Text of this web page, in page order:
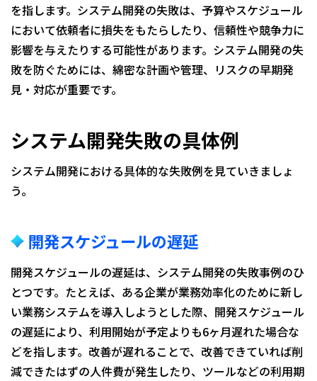
を指します。システム開発の失敗は、予算やスケジュール
において依頼者に損失をもたらしたり、信頼性や競争力に
影響を与えたりする可能性があります。システム開発の失
敗を防ぐためには、綿密な計画や管理、リスクの早期発
見・対応が重要です。
システム開発失敗の具体例
システム開発における具体的な失敗例を見ていきましょ
う。
開発スケジュールの遅延
開発スケジュールの遅延は、システム開発の失敗事例のひ
とつです。たとえば、ある企業が業務効率化のために新し
い業務システムを導入しようとした際、開発スケジュール
の遅延により、利用開始が予定よりも6ヶ月遅れた場合な
どを指します。改善が遅れることで、改善できていれば削
減できたはずの人件費が発生したり、ツールなどの利用期